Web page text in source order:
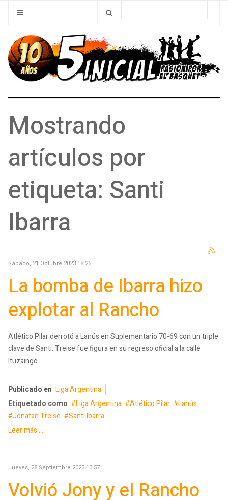
Mostrando
artículos por
etiqueta: Santi
Ibarra
Sábado, 21 Octubre 2023 18:26
La bomba de Ibarra hizo
explotar al Rancho
Atlético Pilar derrotó a Lanús en Suplementario 70-69 con un triple
clave de Santi. Treise fue figura en su regreso oficial a la calle
Ituzaingó.
Publicado en Liga Argentina
Etiquetado como
Liga Argentina Atlético Pilar
Lanús
Jonatan Treise
Santi Ibarra
Leer más ...
Jueves, 28 Septiembre 2023 13:57
Volvió Jony y el Rancho